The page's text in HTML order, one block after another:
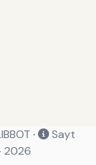
·
Sayt
2026